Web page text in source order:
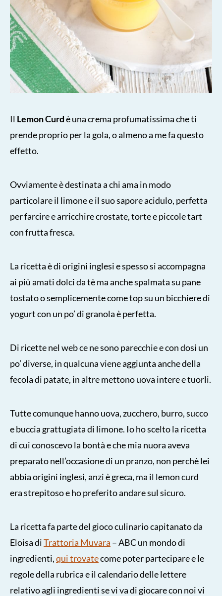
Il Lemon Curdè una crema profumatissima che ti
prende proprio per la gola, o almeno a me fa questo
effetto.
Ovviamente è destinata a chi ama in modo
particolare il limone e il suo sapore acidulo, perfetta
per farcire e arricchire crostate, torte e piccole tart
con frutta fresca.
La ricetta è di origini inglesi e spesso si accompagna
ai più amati dolci da tè ma anche spalmata su pane
tostato o semplicemente come top su un bicchiere di
yogurt con un po’ di granola è perfetta.
Di ricette nel web ce ne sono parecchie e con dosi un
po’ diverse, in qualcuna viene aggiunta anche della
fecola di patate, in altre mettono uova intere e tuorli.
Tutte comunque hanno uova, zucchero, burro, succo
e buccia grattugiata di limone. Io ho scelto la ricetta
di cui conoscevo la bontà e che mia nuora aveva
preparato nell’occasione di un pranzo, non perchè lei
abbia origini inglesi, anzi è greca, ma il lemon curd
era strepitoso e ho preferito andare sul sicuro.
La ricetta fa parte del gioco culinario capitanato da
Eloisa diTrattoria Muvara – ABC un mondo di
ingredienti,qui trovatecome poter partecipare e le
regole della rubrica e il calendario delle lettere
relativo agli ingredienti se vi va di giocare con noi vi